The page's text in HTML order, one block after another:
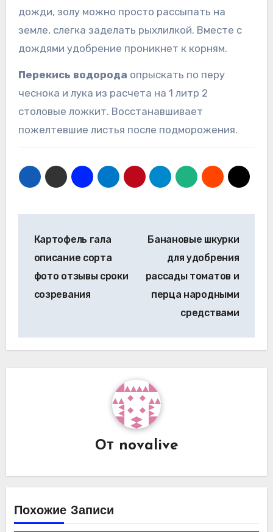
дожди, золу можно просто рассыпать на
земле, слегка заделать рыхлилкой. Вместе с
дождями удобрение проникнет к корням.
Перекись водорода опрыскать по перу
чеснока и лука из расчета на 1 литр 2
столовые ложкит. Восстанавшивает
пожелтевшие листья после подморожения.
по
записям
Картофель гала
описание сорта
фото отзывы сроки
созревания
Банановые шкурки
для удобрения
рассады томатов и
перца народными
средствами
От novalive
Похожие Записи